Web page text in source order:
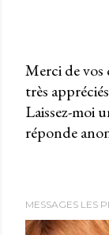
P
u
b
r
Merci de
très
Laissez-moi
réponde
MESSAGES LES